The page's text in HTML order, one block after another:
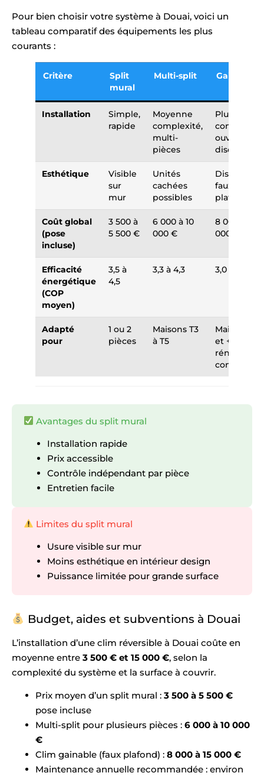
Pour bien choisir votre système à Douai, voici un
tableau comparatif des équipements les plus
courants :
Critère
Split
mural
Multi-split Gainable
Installation
Simple,
rapide
Moyenne
complexité,
multi-
pièces
Plus
complexe,
ouvertures
discrètes
Esthétique
Visible
sur
mur
Unités
cachées
possibles
Discret en
faux
plafond
Coût global
(pose
incluse)
3 500 à
5 500 €
6 000 à 10
000 €
8 000 à 15
000 €
Efficacité
énergétique
(COP
moyen)
3,5 à
4,5
3,3 à 4,3 3,0 à 4,0
Adapté
pour
1 ou 2
pièces
Maisons T3
à T5
Maisons T4
et +,
rénovation
complète
Avantages du split mural
Installation rapide
Prix accessible
Contrôle indépendant par pièce
Entretien facile
Limites du split mural
Usure visible sur mur
Moins esthétique en intérieur design
Puissance limitée pour grande surface
Budget, aides et subventions à Douai
L’installation d’une clim réversible à Douai coûte en
moyenne entre 3 500 € et 15 000 €, selon la
complexité du système et la surface à couvrir.
Prix moyen d’un split mural : 3 500 à 5 500 €
pose incluse
Multi-split pour plusieurs pièces : 6 000 à 10 000
€
Clim gainable (faux plafond) : 8 000 à 15 000 €
Maintenance annuelle recommandée : environ